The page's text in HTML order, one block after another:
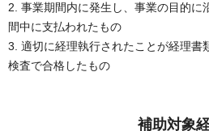
2. 事業期間内に発生し、事業の目的に
間中に支払われたもの
3. 適切に経理執行されたことが経理書
検査で合格したもの
補助対象